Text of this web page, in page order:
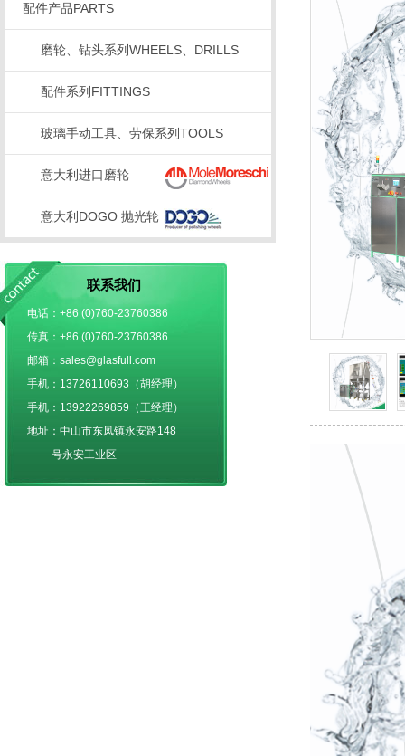
配件产品PARTS
磨轮、钻头系列WHEELS、DRILLS
配件系列FITTINGS
玻璃手动工具、劳保系列TOOLS
意大利进口磨轮
意大利DOGO 抛光轮
联系我们
电话：+86 (0)760-23760386
传真：+86 (0)760-23760386
邮箱：sales@glasfull.com
手机：13726110693（胡经理）
手机：13922269859（王经理）
地址：中山市东凤镇永安路148
号永安工业区